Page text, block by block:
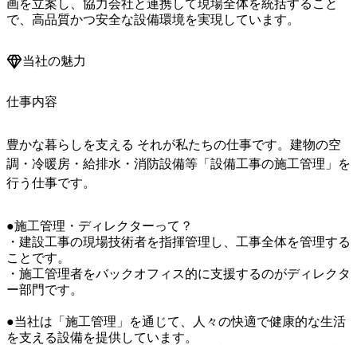
画を立案し、協力会社と連携して現場全体を統括すること
で、高品質かつ安全な設備環境を実現しています。
当社の魅力
仕事内容
豊かな暮らしを支える それが私たちの仕事です。建物の空
調・冷暖房・給排水・消防設備等「設備工事の施工管理」を
行う仕事です。
●施工管理・ディレクターって？
・建設工事の現場技術者を指揮管理し、工事全体を管理する
ことです。
・施工管理者をバックオフィス的に支援するのがディレクタ
ー部門です。
●当社は「施工管理」を通じて、人々の快適で健康的な生活
を支える設備を提供しています。